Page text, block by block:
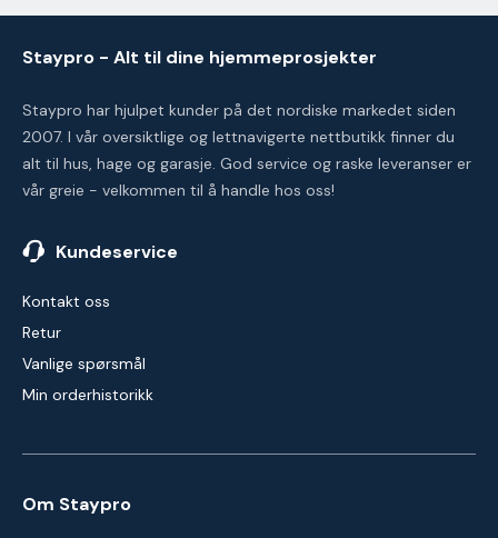
Staypro - Alt til dine hjemmeprosjekter
Staypro har hjulpet kunder på det nordiske markedet siden
2007. I vår oversiktlige og lettnavigerte nettbutikk finner du
alt til hus, hage og garasje. God service og raske leveranser er
vår greie - velkommen til å handle hos oss!
Kundeservice
Kontakt oss
Retur
Vanlige spørsmål
Min orderhistorikk
Om Staypro